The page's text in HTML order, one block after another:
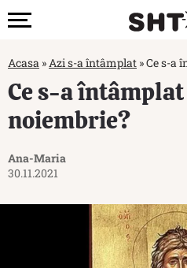
Acasa »Azi s-a întâmplat »Ce s-a
Ce s-a
noiembrie?
Ana-Maria
30.11.2021